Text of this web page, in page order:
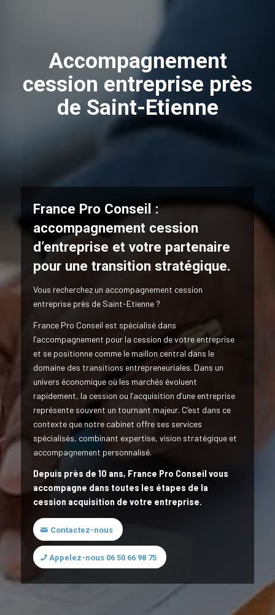
Accompagnement
cession entreprise près
de Saint-Etienne
France Pro Conseil :
accompagnement cession
d’entreprise et votre partenaire
pour une transition stratégique.
Vous recherchez un accompagnement cession
entreprise près de Saint-Etienne ?
France Pro Conseil est spécialisé dans
l’accompagnement pour la cession de votre entreprise
et se positionne comme le maillon central dans le
domaine des transitions entrepreneuriales. Dans un
univers économique où les marchés évoluent
rapidement, la cession ou l’acquisition d’une entreprise
représente souvent un tournant majeur. C’est dans ce
contexte que notre cabinet offre ses services
spécialisés, combinant expertise, vision stratégique et
accompagnement personnalisé.
Depuis près de 10 ans, France Pro Conseil vous
accompagne dans toutes les étapes de la
cession acquisition de votre entreprise.
Contactez-nous
Appelez-nous 06 50 66 98 75